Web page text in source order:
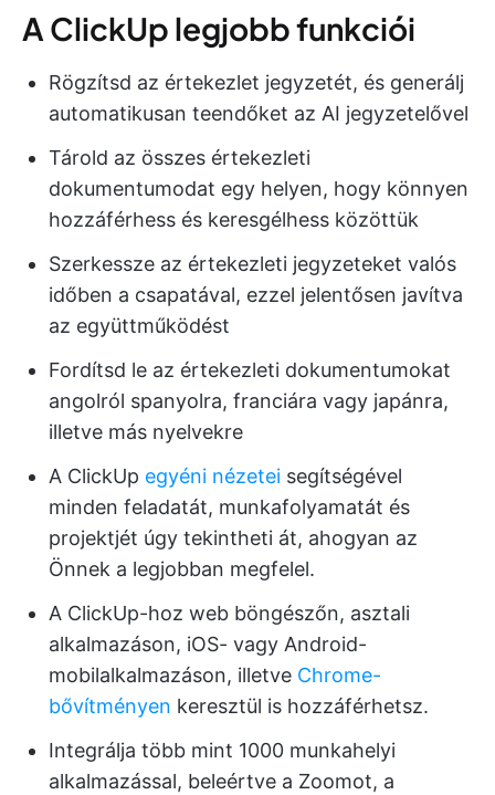
A ClickUp legjobb funkciói
Rögzítsd az értekezlet jegyzetét, és generálj
automatikusan teendőket az AI jegyzetelővel
Tárold az összes értekezleti
dokumentumodat egy helyen, hogy könnyen
hozzáférhess és keresgélhess közöttük
Szerkessze az értekezleti jegyzeteket valós
időben a csapatával, ezzel jelentősen javítva
az együttműködést
Fordítsd le az értekezleti dokumentumokat
angolról spanyolra, franciára vagy japánra,
illetve más nyelvekre
A ClickUp egyéni nézetei segítségével
minden feladatát, munkafolyamatát és
projektjét úgy tekintheti át, ahogyan az
Önnek a legjobban megfelel.
A ClickUp-hoz web böngészőn, asztali
alkalmazáson, iOS- vagy Android-
mobilalkalmazáson, illetve Chrome-
bővítményen keresztül is hozzáférhetsz.
Integrálja több mint 1000 munkahelyi
alkalmazással, beleértve a Zoomot, a